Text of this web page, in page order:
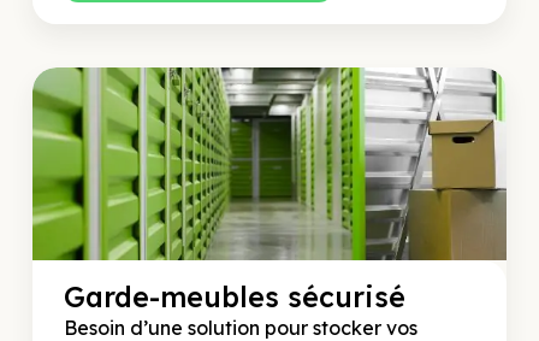
Garde-meubles sécurisé
Besoin d’une solution pour stocker vos